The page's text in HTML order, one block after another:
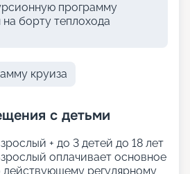
программу
на борту теплохода
круиза
с детьми
+ до 3 детей до 18 лет
оплачивает основное
действующему регулярному